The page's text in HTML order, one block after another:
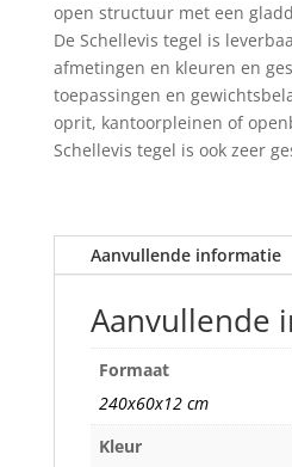
open structuur met een
De Schellevis tegel is
afmetingen en kleuren en
toepassingen en
oprit, kantoorpleinen of
Schellevis tegel is ook zeer
Aanvullende informatie
Aanvullende
Formaat
240x60x12 cm
Kleur